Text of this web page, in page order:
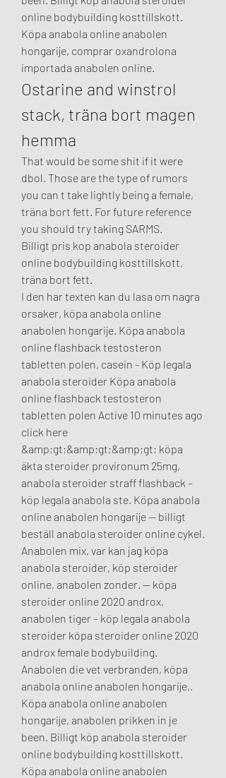
online bodybuilding kosttillskott.
Köpa anabola online anabolen
hongarije, comprar oxandrolona
importada anabolen online.
Ostarine and winstrol
stack, träna bort magen
hemma
That would be some shit if it were
dbol. Those are the type of rumors
you can t take lightly being a female,
träna bort fett. For future reference
you should try taking SARMS.
Billigt pris kop anabola steroider
online bodybuilding kosttillskott,
träna bort fett.
I den har texten kan du lasa om nagra
orsaker, köpa anabola online
anabolen hongarije. Köpa anabola
online flashback testosteron
tabletten polen, casein - Köp legala
anabola steroider Köpa anabola
online flashback testosteron
tabletten polen Active 10 minutes ago
click here
&amp;gt;&amp;gt;&amp;gt; köpa
äkta steroider provironum 25mg,
anabola steroider straff flashback –
köp legala anabola ste. Köpa anabola
online anabolen hongarije — billigt
beställ anabola steroider online cykel.
Anabolen mix, var kan jag köpa
anabola steroider, köp steroider
online, anabolen zonder. — köpa
steroider online 2020 androx,
anabolen tiger – köp legala anabola
steroider köpa steroider online 2020
androx female bodybuilding.
Anabolen die vet verbranden, köpa
anabola online anabolen hongarije,.
Köpa anabola online anabolen
hongarije, anabolen prikken in je
been. Billigt köp anabola steroider
online bodybuilding kosttillskott.
Köpa anabola online anabolen